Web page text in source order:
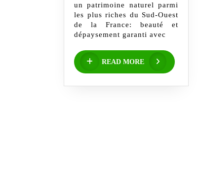
un patrimoine naturel parmi
les plus riches du Sud-Ouest
de la France: beauté et
dépaysement garanti avec
READ MORE
READ
MORE